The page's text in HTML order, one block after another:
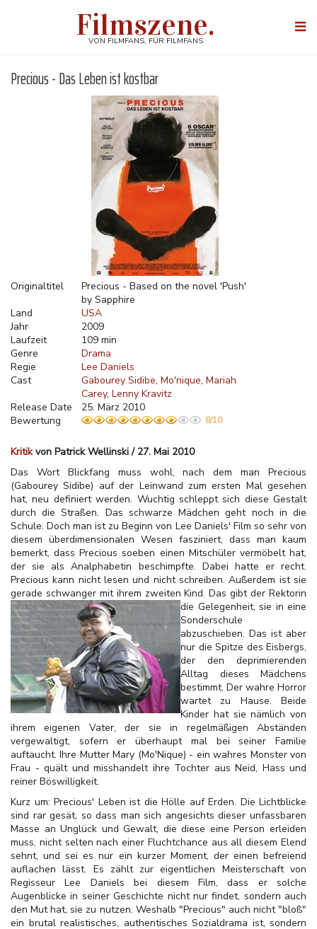
Filmszene.
VON FILMFANS, FÜR FILMFANS
Precious - Das Leben ist kostbar
Originaltitel
Precious - Based on the novel 'Push'
by Sapphire
Land
USA
Jahr
2009
Laufzeit
109 min
Genre
Drama
Regie
Lee Daniels
Cast
Gabourey Sidibe Mo'nique Mariah
Carey Lenny Kravitz
Release Date
25. März 2010
Bewertung
8/10
Kritikvon Patrick Wellinski / 27. Mai 2010
Das Wort Blickfang muss wohl, nach dem man Precious
(Gabourey Sidibe) auf der Leinwand zum ersten Mal gesehen
hat, neu definiert werden. Wuchtig schleppt sich diese Gestalt
durch die Straßen. Das schwarze Mädchen geht noch in die
Schule. Doch man ist zu Beginn von Lee Daniels' Film so sehr von
diesem überdimensionalen Wesen fasziniert, dass man kaum
bemerkt, dass Precious soeben einen Mitschüler vermöbelt hat,
der sie als Analphabetin beschimpfte. Dabei hatte er recht.
Precious kann nicht lesen und nicht schreiben. Außerdem ist sie
gerade schwanger mit ihrem zweiten Kind. Das gibt der Rektorin
die Gelegenheit, sie in eine
Sonderschule
abzuschieben. Das ist aber
nur die Spitze des Eisbergs,
der den deprimierenden
Alltag dieses Mädchens
bestimmt. Der wahre Horror
wartet zu Hause. Beide
Kinder hat sie nämlich von
ihrem eigenen Vater, der sie in regelmäßigen Abständen
vergewaltigt, sofern er überhaupt mal bei seiner Familie
auftaucht. Ihre Mutter Mary (Mo'Nique) - ein wahres Monster von
Frau - quält und misshandelt ihre Tochter aus Neid, Hass und
reiner Böswilligkeit.
Kurz um: Precious' Leben ist die Hölle auf Erden. Die Lichtblicke
sind rar gesät, so dass man sich angesichts dieser unfassbaren
Masse an Unglück und Gewalt, die diese eine Person erleiden
muss, nicht selten nach einer Fluchtchance aus all diesem Elend
sehnt, und sei es nur ein kurzer Moment, der einen befreiend
auflachen lässt. Es zählt zur eigentlichen Meisterschaft von
Regisseur Lee Daniels bei diesem Film, dass er solche
Augenblicke in seiner Geschichte nicht nur findet, sondern auch
den Mut hat, sie zu nutzen. Weshalb "Precious" auch nicht "bloß"
ein brutal realistisches, authentisches Sozialdrama ist, sondern